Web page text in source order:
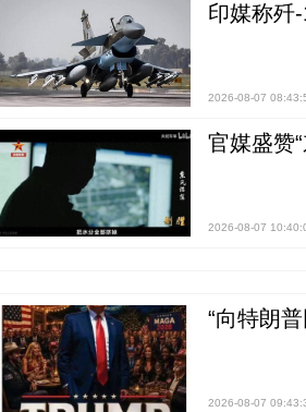
印媒称歼
2026-08-07
官媒盛赞
2026-08-07
“向特朗
2026-08-07